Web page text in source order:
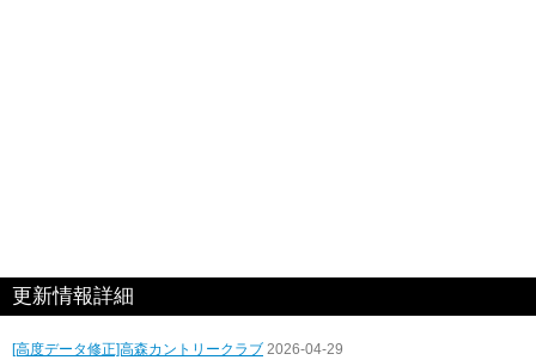
更新情報詳細
[高度データ修正]高森カントリークラブ 2026-04-29